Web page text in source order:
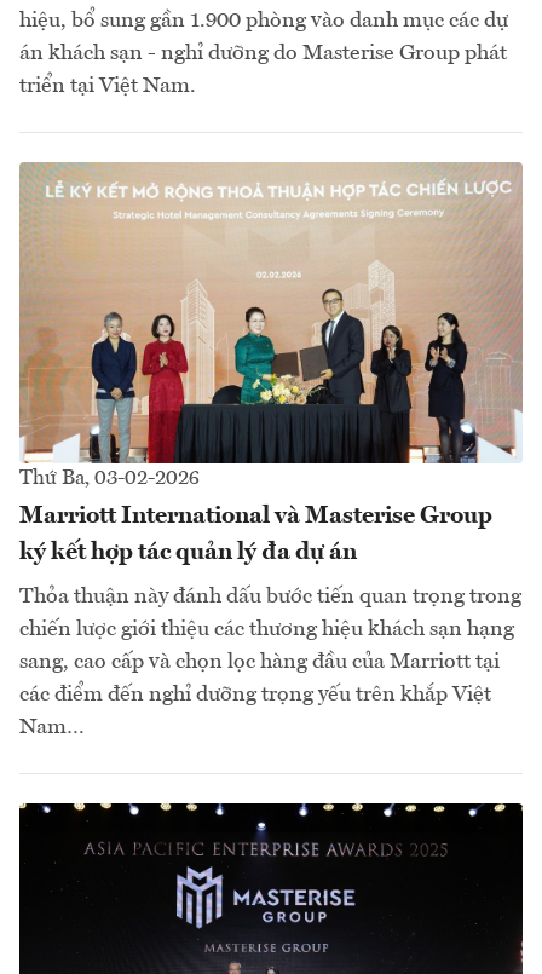
hiệu, bổ sung gần 1.900 phòng vào danh mục các dự
án khách sạn - nghỉ dưỡng do Masterise Group phát
triển tại Việt Nam.
Thứ Ba, 03-02-2026
Marriott International và Masterise Group
ký kết hợp tác quản lý đa dự án
Thỏa thuận này đánh dấu bước tiến quan trọng trong
chiến lược giới thiệu các thương hiệu khách sạn hạng
sang, cao cấp và chọn lọc hàng đầu của Marriott tại
các điểm đến nghỉ dưỡng trọng yếu trên khắp Việt
Nam…